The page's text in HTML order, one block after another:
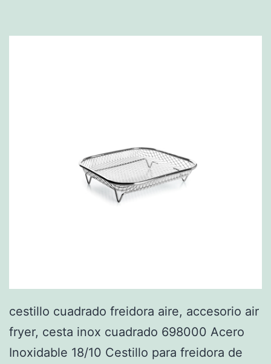
cestillo cuadrado freidora aire, accesorio air
fryer, cesta inox cuadrado 698000 Acero
Inoxidable 18/10 Cestillo para freidora de